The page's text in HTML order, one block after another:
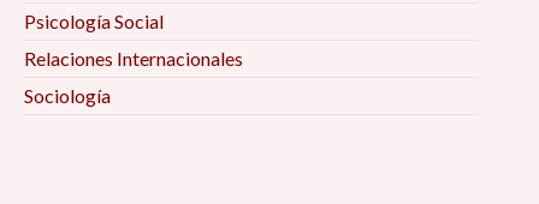
Psicología Social
Relaciones Internacionales
Sociología